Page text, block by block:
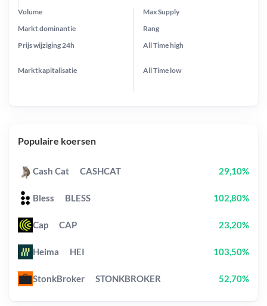
Prijs wijziging 24h
Max Supply
Markt dominantie
Marktkapitalisatie
Volume
Rang
All Timehigh
All Time low
Populaire koersen
Cash Cat CASHCAT 29,10%
Bless BLESS 102,80%
Cap CAP 23,20%
Heima HEI 103,50%
StonkBroker STONKBROKER 52,70%